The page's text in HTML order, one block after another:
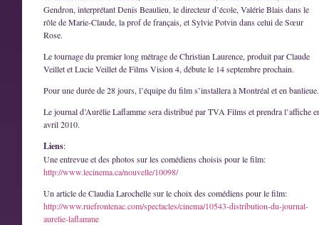
Gendron, interprétant Denis Beaulieu, le directeur d’école, Valérie Blais dans le
rôle de Marie-Claude, la prof de français, et Sylvie Potvin dans celui de Sœur
Rose.
Le tournage du premier long métrage de Christian Laurence, produit par Claude
Veillet et Lucie Veillet de Films Vision 4, débute le 14 septembre prochain.
Pour une durée de 28 jours, l’équipe du film s’installera à Montréal et en banlieue.
Le journal d’Aurélie Laflamme sera distribué par TVA Films et prendra l’affiche
avril 2010.
Liens:
Une entrevue et des photos sur les comédiens choisis pour le film:
http://www.lecinema.ca/nouvelle/10098/
Un article de Claudia Larochelle sur le choix des comédiens pour le film:
http://www.ruefrontenac.com/spectacles/cinema/10543-distribution-du-journal-
aurelie-laflamme